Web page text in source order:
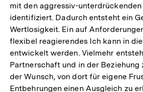
mit den aggressiv-
identifiziert. Dadurch entsteht ein
Wertlosigkeit. Ein auf
flexibel reagierendes Ich kann in
entwickelt werden. Vielmehr
Partnerschaft und in der Beziehung
der Wunsch, von dort für eigene
Entbehrungen einen Ausgleich zu